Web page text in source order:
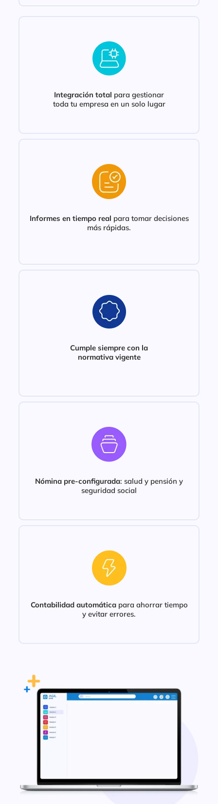
Integración total para gestionar
toda tu empresa en un solo lugar
Informes en tiempo real para tomar decisiones
más rápidas.
Cumple siempre con la
normativa vigente
Nómina pre-configurada: salud y pensión y
seguridad social
Contabilidad automática para ahorrar tiempo
y evitar errores.